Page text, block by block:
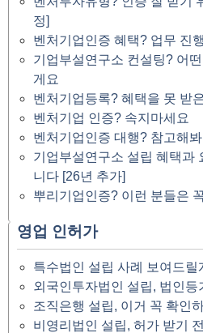
정]
벤처기업인증 혜택? 업무 진
기업부설연구소 컨설팅? 어
게요
벤처기업등록? 혜택을 못 받
벤처기업 인증? 속지마세요
벤처기업인증 대행? 참고해
기업부설연구소 설립 혜택과
니다 [26년 추가]
뿌리기업인증? 이런 분들은
영업 인허가
특수법인 설립 사례 보여드릴
외국인투자법인 설립, 법인
조직은행 설립, 이거 꼭 확인
비영리법인 설립, 허가 받기